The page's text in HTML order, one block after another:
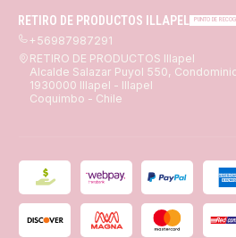
RETIRO DE PRODUCTOS ILLAPEL PUNTO DE
+56987987291
RETIRO DE PRODUCTOS Illapel
Alcalde Salazar Puyol 550,
1930000 Illapel - Illapel
Coquimbo - Chile